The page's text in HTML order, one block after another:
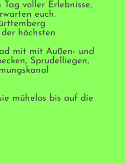
Tag voller Erlebnisse,
euch.
höchsten
mit mit Außen- und
Sprudelliegen,
mühelos bis auf die